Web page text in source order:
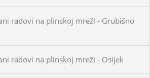
radovi na plinskoj mreži - Grubišno
radovi na plinskoj mreži - Osijek